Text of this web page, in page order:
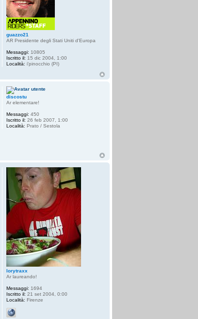
guazzo21
AR Presidente degli Stati Uniti d'Europa
Messaggi: 10805
Iscritto il: 15 dic 2004, 1:00
Località: i'pinocchio (PI)
discostu
Ar elementare!
Messaggi: 450
Iscritto il: 26 feb 2007, 1:00
Località: Prato / Sestola
lorytraxx
Ar laureando!
Messaggi: 1694
Iscritto il: 21 set 2004, 0:00
Località: Firenze